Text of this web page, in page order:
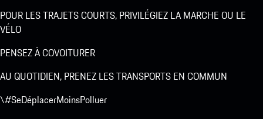
POUR LES TRAJETS COURTS, PRIVILÉGIEZ LA MARCHE OU LE
VÉLO
PENSEZ À COVOITURER
AU QUOTIDIEN, PRENEZ LES TRANSPORTS EN COMMUN
\#SeDéplacerMoinsPolluer